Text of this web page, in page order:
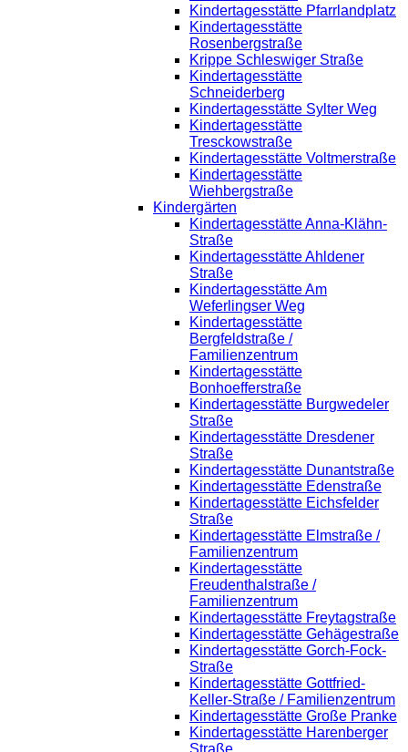
Kindertagesstätte Pfarrlandplatz
Kindertagesstätte
Rosenbergstraße
Krippe Schleswiger Straße
Kindertagesstätte
Schneiderberg
Kindertagesstätte Sylter Weg
Kindertagesstätte
Tresckowstraße
Kindertagesstätte Voltmerstraße
Kindertagesstätte
Wiehbergstraße
Kindergärten
Kindertagesstätte Anna-Klähn-
Straße
Kindertagesstätte Ahldener
Straße
Kindertagesstätte Am
Weferlingser Weg
Kindertagesstätte
Bergfeldstraße /
Familienzentrum
Kindertagesstätte
Bonhoefferstraße
Kindertagesstätte Burgwedeler
Straße
Kindertagesstätte Dresdener
Straße
Kindertagesstätte Dunantstraße
Kindertagesstätte Edenstraße
Kindertagesstätte Eichsfelder
Straße
Kindertagesstätte Elmstraße /
Familienzentrum
Kindertagesstätte
Freudenthalstraße /
Familienzentrum
Kindertagesstätte Freytagstraße
Kindertagesstätte Gehägestraße
Kindertagesstätte Gorch-Fock-
Straße
Kindertagesstätte Gottfried-
Keller-Straße / Familienzentrum
Kindertagesstätte Große Pranke
Kindertagesstätte Harenberger
Straße